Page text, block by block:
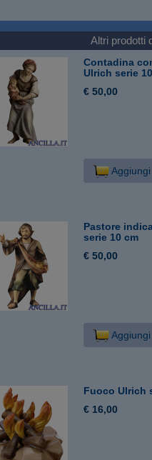
Altri prodotti
Contadina
Ulrich serie
€ 50,00
Aggiungi
Pastore
serie 10 cm
€ 50,00
Aggiungi
Fuoco Ulrich
€ 16,00